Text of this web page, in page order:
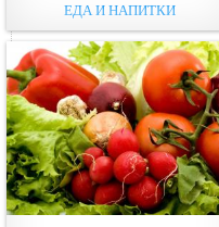
ЕДА И НАПИТКИ